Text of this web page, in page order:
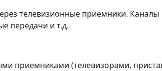
телевизионные приемники. Каналы
передачи и т.д.
приемниками (телевизорами,